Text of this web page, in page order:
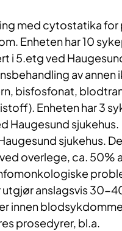
med cytostatika for
Enheten har 10
i 5.etg ved
av
bisfosfonat,
Enheten har 3
Haugesund sjukehus.
sjukehus.
overlege, ca. 50%
anslagsvis 30-
innen
prosedyrer, bl.a.